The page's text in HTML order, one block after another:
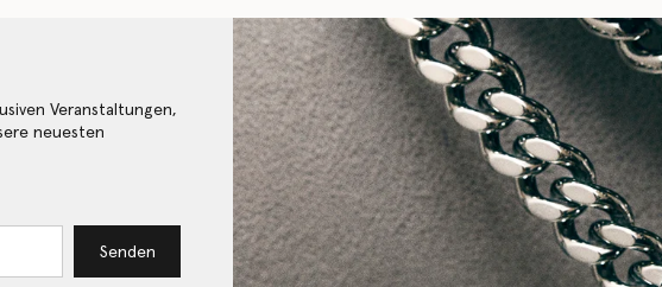
Veranstaltungen,
neuesten
Senden